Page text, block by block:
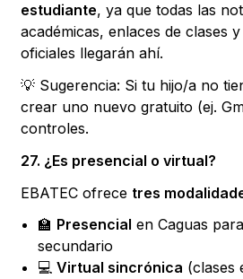
estudiante, ya que todas las
académicas, enlaces de clases
oficiales llegarán ahí.
💡 Sugerencia: Si tu hijo/a no
crear uno nuevo gratuito (ej.
controles.
27. ¿Es presencial o virtual?
EBATEC ofrece tres
🏫 Presencial en Caguas
secundario
💻Virtual sincrónica (clases